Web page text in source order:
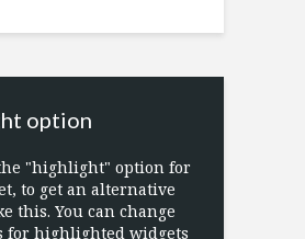
option
"highlight" option for
to get an alternative
this. You can change
for highlighted widgets